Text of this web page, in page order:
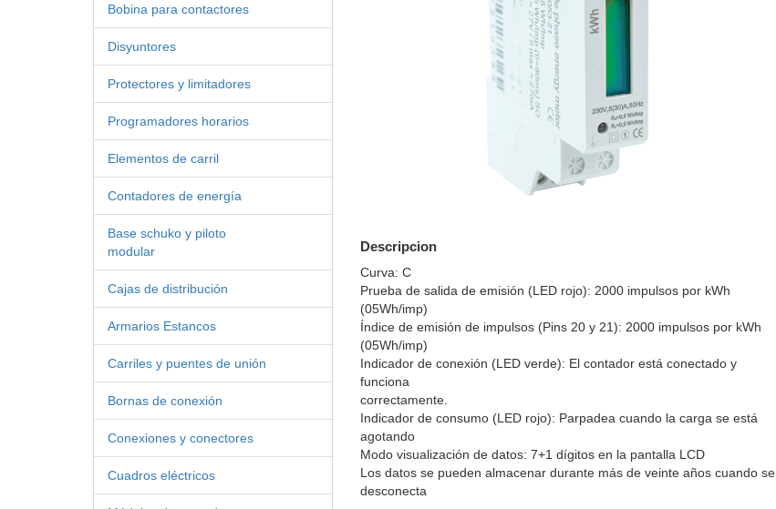
Bobina para contactores
Disyuntores
Protectores y limitadores
Programadores horarios
Elementos de carril
Contadores de energía
Base schuko y piloto
modular
Cajas de distribución
Armarios Estancos
Carriles y puentes de unión
Bornas de conexión
Conexiones y conectores
Cuadros eléctricos
Descripcion
Curva: C
Prueba de salida de emisión (LED rojo): 2000 impulsos por kWh
(05Wh/imp)
Índice de emisión de impulsos (Pins 20 y 21): 2000 impulsos por kWh
(05Wh/imp)
Indicador de conexión (LED verde): El contador está conectado y
funciona
correctamente.
Indicador de consumo (LED rojo): Parpadea cuando la carga se está
agotando
Modo visualización de datos: 7+1 dígitos en la pantalla LCD
Los datos se pueden almacenar durante más de veinte años cuando se
desconecta